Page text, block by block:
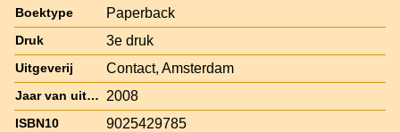
Boektype Paperback
Druk 3e druk
Uitgeverij Contact, Amsterdam
Jaar van uitgave 2008
ISBN10 9025429785